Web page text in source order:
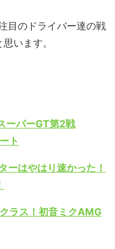
目のドライバー達の戦
います。
ーパーGT第2戦
ト
ーはやはり速かった！
ラス！初音ミクAMG